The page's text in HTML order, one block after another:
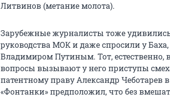
Литвинов (метание молота).
Зарубежные журналисты тоже
руководства МОК и даже спросили у
Владимиром Путиным. Тот, естественно,
вопросы вызывают у него приступы
патентному праву Александр Чеботарев
«Фонтанки» предположил, что без